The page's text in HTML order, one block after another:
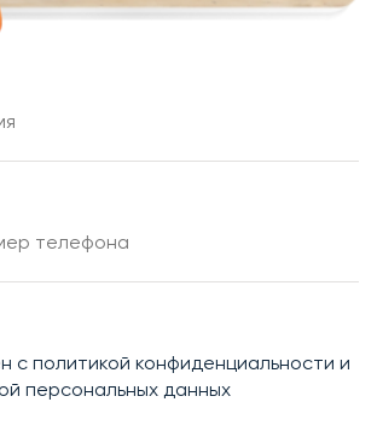
с политикой конфиденциальности и
персональных данных